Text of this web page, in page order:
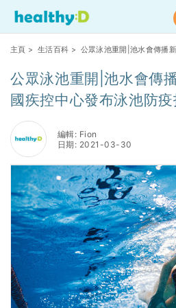
主頁 > 生活百科 > 公眾泳池重開|池水會傳播新冠病毒？ 美國疾控中心發布泳池
公眾泳池重開|池水會傳
國疾控中心發布泳池防疫
編輯: Fion
日期: 2021-03-30